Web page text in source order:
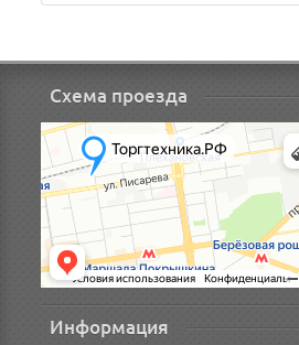
Схема проезда
Информация